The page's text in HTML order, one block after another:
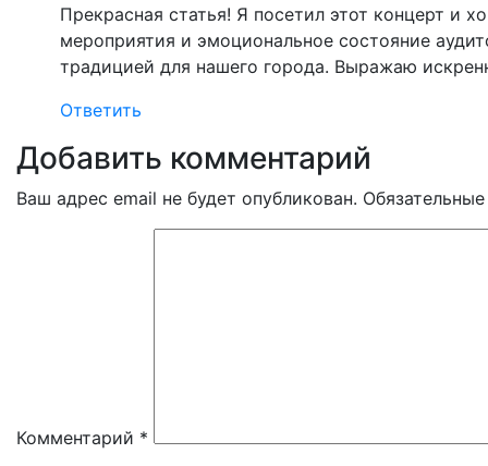
Прекрасная статья! Я посетил этот концерт и
мероприятия и эмоциональное состояние
традицией для нашего города. Выражаю
Ответить
Добавить комментарий
Ваш адрес email не будет опубликован.
Комментарий *